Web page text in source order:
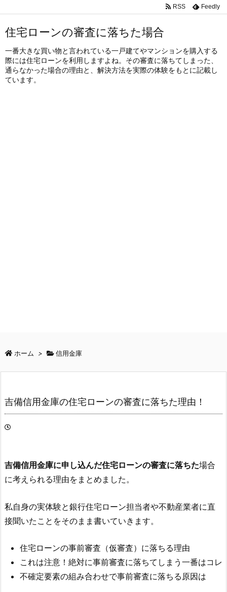
RSS Feedly
住宅ローンの審査に落ちた場合
一番大きな買い物と言われている一戸建てやマンションを購入する
際には住宅ローンを利用しますよね。その審査に落ちてしまった、
通らなかった場合の理由と、解決方法を実際の体験をもとに記載し
ています。
ホーム > 信用金庫
吉備信用金庫の住宅ローンの審査に落ちた理由！
吉備信用金庫に申し込んだ住宅ローンの審査に落ちた場合
に考えられる理由をまとめました。
私自身の実体験と銀行住宅ローン担当者や不動産業者に直
接聞いたことをそのまま書いていきます。
住宅ローンの事前審査（仮審査）に落ちる理由
これは注意！絶対に事前審査に落ちてしまう一番はコレ
不確定要素の組み合わせで事前審査に落ちる原因は